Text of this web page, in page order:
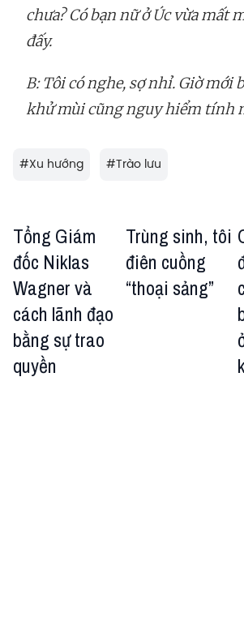
chưa? Có bạn nữ ở Úc vừa mất
đấy.
B: Tôi có nghe, sợ nhỉ. Giờ mới
khử mùi cũng nguy hiểm tính
#Xu hướng #Trào lưu
Tổng Giám
đốc Niklas
Wagner và
cách lãnh đạo
bằng sự trao
quyền
Trùng sinh, tôi
điên cuồng
“thoại sảng”